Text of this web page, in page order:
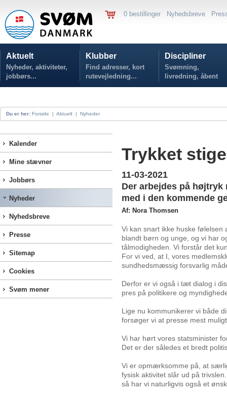
0 bestillinger Nyhedsbreve
Aktuelt
Nyheder, aktiviteter,
jobbørs...
Klubber
Find adresser, kort
rutevejledning...
Discipliner
Svømning,
livredning, åbent
vand...
Du er her: Forside | Aktuelt | Nyheder
Kalender
Mine stævner
Jobbørs
Nyheder
Nyhedsbreve
Presse
Sitemap
Cookies
Svøm mener
Trykket
11-03-2021
Der arbejdes på
med i den kommende
Af: Nora Thomsen
Vi kan snart ikke huske
blandt børn og unge, og vi har
tålmodigheden. Vi forstår det
For vi ved, at I, vores
sundhedsmæssig forsvarlig
Derfor er vi også i tæt dialog i
pres på politikere og
Lige nu kommunikerer vi både
forsøger vi at presse mest
Vi har hørt vores statsminister
Det er der således et bredt
Vi er opmærksomme på, at
fysisk aktivitet slår ud på
så har vi naturligvis også et